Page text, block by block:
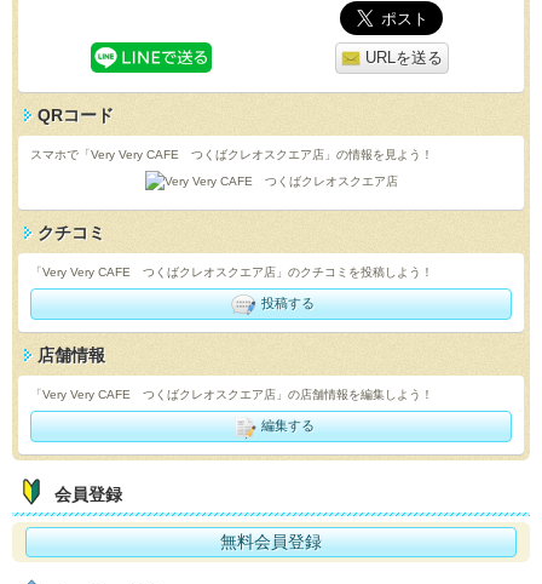
URLを送る
QRコード
スマホで「Very Very CAFE つくばクレオスクエア店」の情報を見よう！
クチコミ
「Very Very CAFE つくばクレオスクエア店」のクチコミを投稿しよう！
投稿する
店舗情報
「Very Very CAFE つくばクレオスクエア店」の店舗情報を編集しよう！
編集する
会員登録
無料会員登録